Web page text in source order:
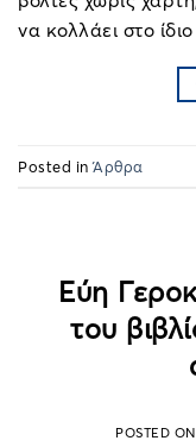
να κολλάει στο
Posted inΆρθρα
Εύη
του
POSTED